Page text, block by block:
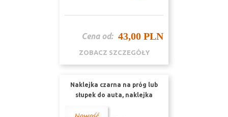
Cena od: 43,00 PLN
ZOBACZ SZCZEGÓŁY
Naklejka czarna na próg lub
słupek do auta, naklejka